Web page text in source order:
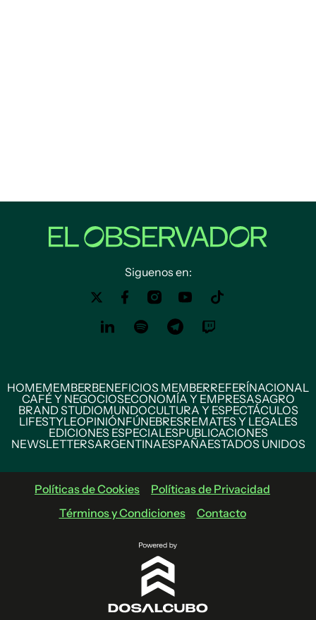
Siguenos en:
HOMEMEMBERBENEFICIOS MEMBERREFERÍNACIONAL
CAFÉ Y NEGOCIOSECONOMÍA Y EMPRESASAGRO
BRAND STUDIOMUNDOCULTURA Y ESPECTÁCULOS
LIFESTYLEOPINIÓNFÚNEBRESREMATES Y LEGALES
EDICIONES ESPECIALESPUBLICACIONES
NEWSLETTERSARGENTINAESPAÑAESTADOS UNIDOS
Políticas de Cookies
Políticas de Privacidad
Términos y Condiciones
Contacto